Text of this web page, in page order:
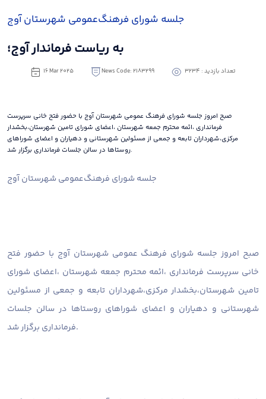
جلسه شورای فرهنگ‌عمومی شهرستان آوج
به ریاست فرماندار آوج؛
16 Mar 2025 News Code: 2183299 تعداد بازدید : 3234
صبح امروز جلسه شورای فرهنگ عمومی شهرستان آوج با حضور فتح خانی سرپرست
فرمانداری ،ائمه محترم جمعه شهرستان ،اعضای شورای تامین شهرستان،بخشدار
مرکزی،شهرداران تابعه و جمعی از مسئولین شهرستانی و دهیاران و اعضای شوراهای
روستاها در سالن جلسات فرمانداری برگزار شد.
جلسه شورای فرهنگ‌عمومی شهرستان آوج
صبح امروز جلسه شورای فرهنگ عمومی شهرستان آوج با حضور فتح
خانی سرپرست فرمانداری ،ائمه محترم جمعه شهرستان ،اعضای شورای
تامین شهرستان،بخشدار مرکزی،شهرداران تابعه و جمعی از مسئولین
شهرستانی و دهیاران و اعضای شوراهای روستاها در سالن جلسات
فرمانداری برگزار شد.